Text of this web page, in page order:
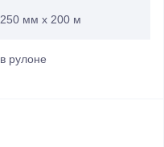
250 мм х 200 м
в рулоне